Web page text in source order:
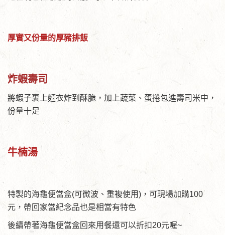
厚實又份量的厚豬排飯
炸蝦壽司
將蝦子裹上麵衣炸到酥脆，加上蔬菜、蛋捲包進壽司米中，
份量十足
牛楠湯
特製的海龜便當盒(可微波、重複使用)，可現場加購100
元，帶回家當紀念品也是相當有特色
後續帶著海龜便當盒回來用餐還可以折扣20元喔~